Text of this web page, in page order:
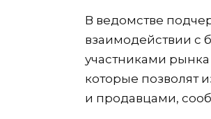
В ведомстве
взаимодействии с
участниками
которые позволят
и продавцами,